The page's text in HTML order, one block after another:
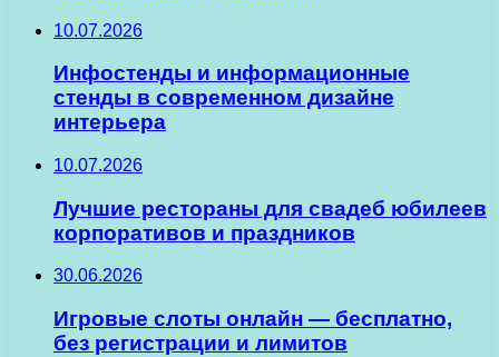
10.07.2026
Инфостенды и информационные
стенды в современном дизайне
интерьера
10.07.2026
Лучшие рестораны для свадеб юбилеев
корпоративов и праздников
30.06.2026
Игровые слоты онлайн — бесплатно,
без регистрации и лимитов